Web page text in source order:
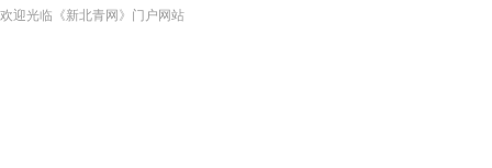
欢迎光临《新北青网》门户网站